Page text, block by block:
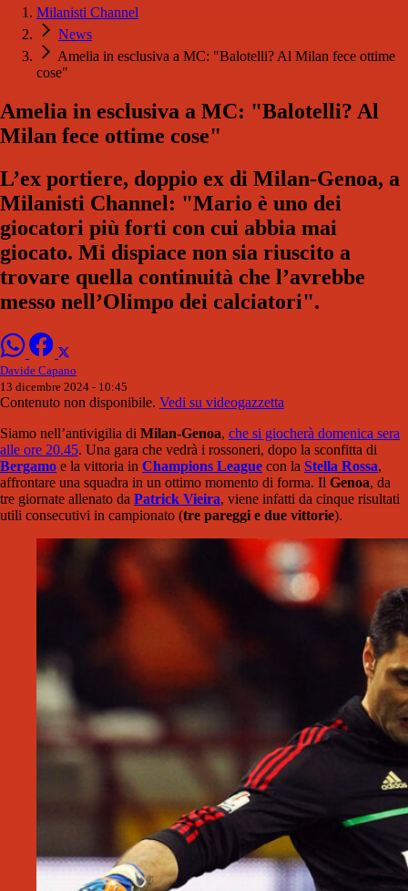
Milanisti Channel
News
Amelia in esclusiva a MC: "Balotelli? Al Milan fece ottime
cose"
Amelia in esclusiva a MC: "Balotelli? Al
Milan fece ottime cose"
L’ex portiere, doppio ex di Milan-Genoa, a
Milanisti Channel: "Mario è uno dei
giocatori più forti con cui abbia mai
giocato. Mi dispiace non sia riuscito a
trovare quella continuità che l’avrebbe
messo nell’Olimpo dei calciatori".
Davide Capano
13 dicembre 2024 - 10:45
Contenuto non disponibile. Vedi su videogazzetta
Siamo nell’antivigilia di Milan-Genoa, che si giocherà domenica sera
alle ore 20.45. Una gara che vedrà i rossoneri, dopo la sconfitta di
Bergamo e la vittoria in Champions League con la Stella Rossa,
affrontare una squadra in un ottimo momento di forma. Il Genoa, da
tre giornate allenato da Patrick Vieira, viene infatti da cinque risultati
utili consecutivi in campionato (tre pareggi e due vittorie).